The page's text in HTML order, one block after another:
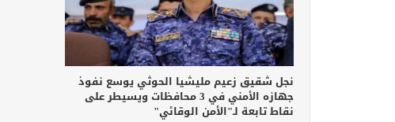
نجل شقيق زعيم مليشيا الحوثي يوسع نفوذ
جهازه الأمني في 3 محافظات ويسيطر على
نقاط تابعة لـ"الأمن الوقائي"